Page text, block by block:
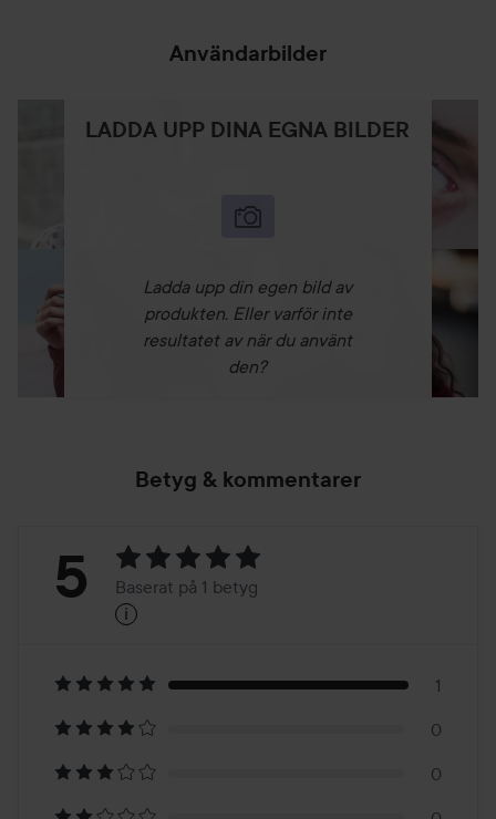
Användarbilder
LADDA UPP DINA EGNA BILDER
Ladda upp din egen bild av
produkten. Eller varför inte
resultatet av när du använt
den?
Betyg & kommentarer
Betyg:
Baserat
på
1
5 Baserat på 1 betyg
i
1
0
0